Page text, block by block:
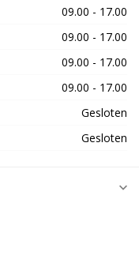
09.00 - 17.00
09.00 - 17.00
09.00 - 17.00
09.00 - 17.00
Gesloten
Gesloten